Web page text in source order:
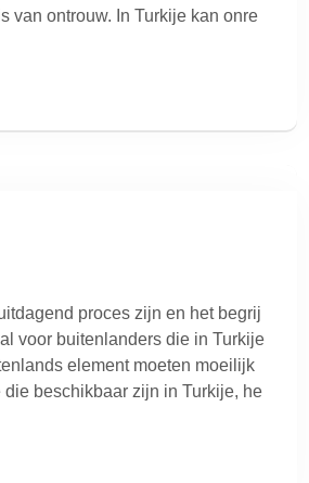
van ontrouw. In Turkije kan onre
proces zijn en het begrij
voor buitenlanders die in Turkije
element moeten moeilijk
beschikbaar zijn in Turkije, he